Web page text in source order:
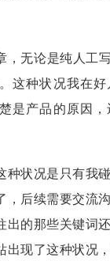
，无论是纯人工
这种状况我在好
是产品的原因
种状况是只有我
，后续需要交流
出的那些关键词
出现了这种状况